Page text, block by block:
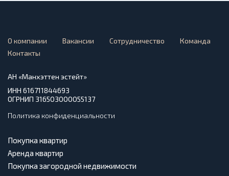
О компании Вакансии Сотрудничество
Команда
Контакты
АН «Манхэттен эстейт»
ИНН 616711844693
ОГРНИП 316503000055137
Политика конфиденциальности
Покупка квартир
Аренда квартир
Покупка загородной недвижимости